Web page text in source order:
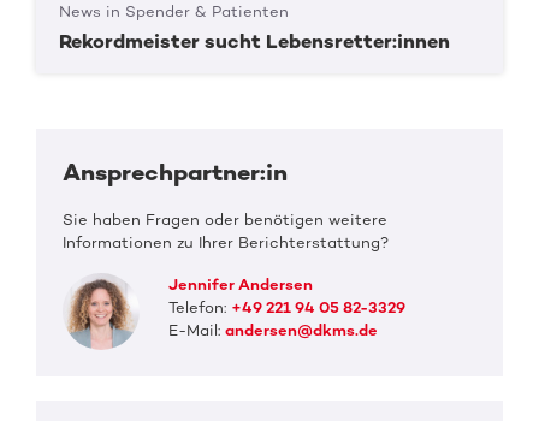
News in Spender & Patienten
Rekordmeister sucht Lebensretter:innen
Ansprechpartner:in
Sie haben Fragen oder benötigen weitere
Informationen zu Ihrer Berichterstattung?
Jennifer Andersen
Telefon: +49 221 94 05 82-3329
E-Mail:andersen@dkms.de